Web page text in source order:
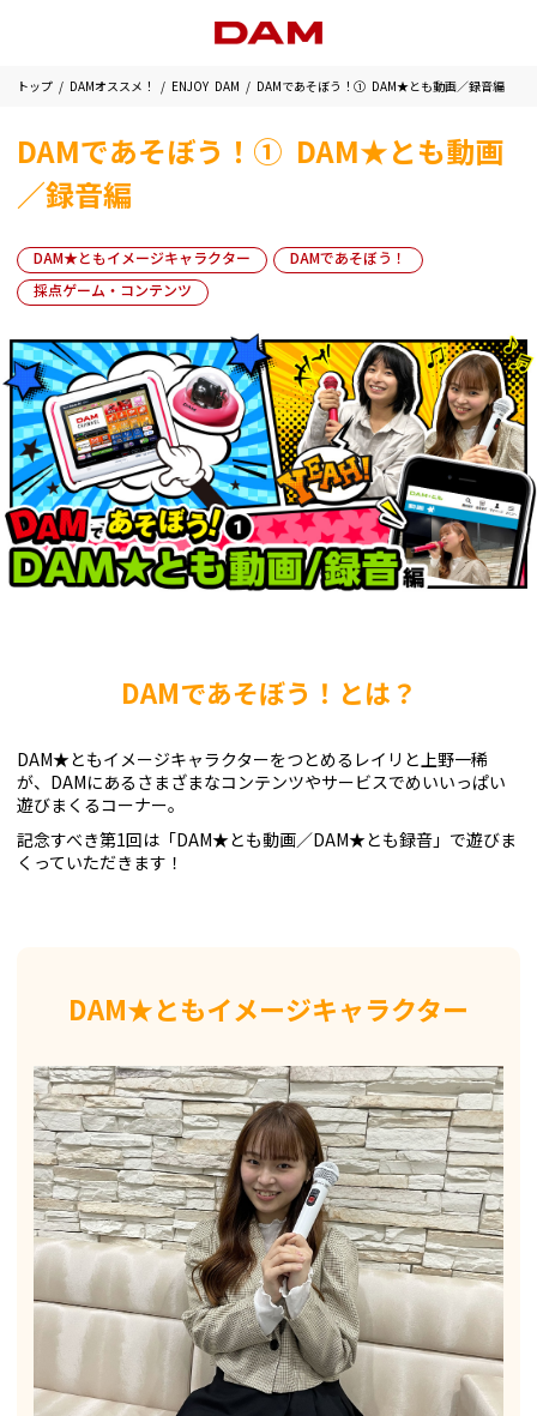
トップ DAMオススメ！ ENJOY DAM DAMであそぼう！① DAM★とも動画／録音編
DAMであそぼう！① DAM★とも動画
／録音編
DAM★ともイメージキャラクター DAMであそぼう！
採点ゲーム・コンテンツ
DAMであそぼう！とは？
DAM★ともイメージキャラクターをつとめるレイリと上野一稀
が、DAMにあるさまざまなコンテンツやサービスでめいいっぱい
遊びまくるコーナー。
記念すべき第1回は「DAM★とも動画／DAM★とも録音」で遊びま
くっていただきます！
DAM★ともイメージキャラクター